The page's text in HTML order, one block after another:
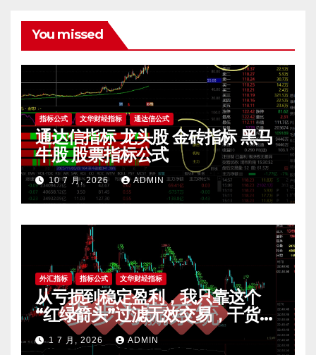
You missed
指标公式 文华财经指标 通达信公式
通达信指标 龙头股 金砖指标 黑马
牛股 股票指标公式
10 7 月, 2026 ADMIN
外汇指标 指标公式 文华财经指标
从亏损到稳定盈利，我只靠这个
“红绿箭头”过滤无效交易，干货全
公开 mt4指标
1 7 月, 2026 ADMIN